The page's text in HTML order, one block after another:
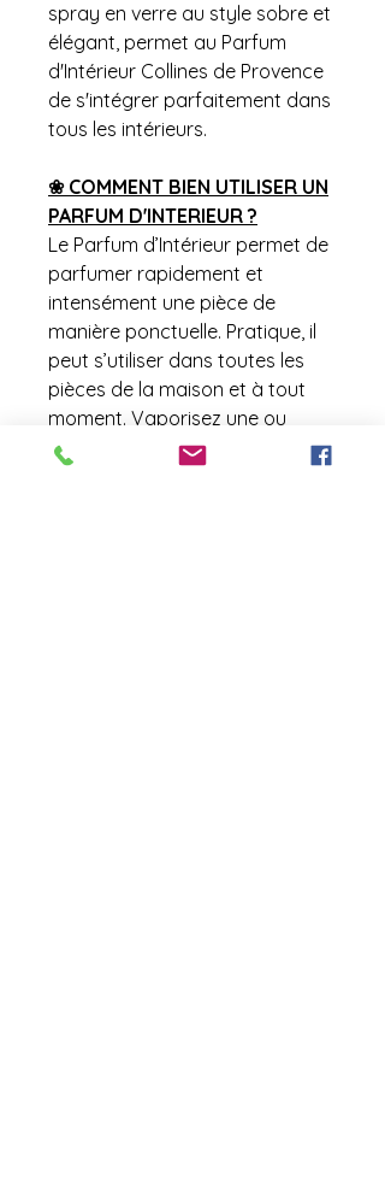
spray en verre au style sobre et
élégant, permet au Parfum
d'Intérieur Collines de Provence
de s'intégrer parfaitement dans
tous les intérieurs.
❀ COMMENT BIEN UTILISER UN
PARFUM D'INTERIEUR ?
Le Parfum d’Intérieur permet de
parfumer rapidement et
intensément une pièce de
manière ponctuelle. Pratique, il
peut s’utiliser dans toutes les
pièces de la maison et à tout
moment. Vaporisez une ou
plusieurs pressions, selon les